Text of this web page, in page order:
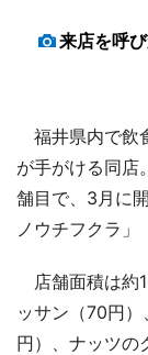
来店を呼
福井県内で飲
が手がける同店
舗目で、3月に
ノウチフクラ」
店舗面積は約
ッサン（70円
円）、ナッツの